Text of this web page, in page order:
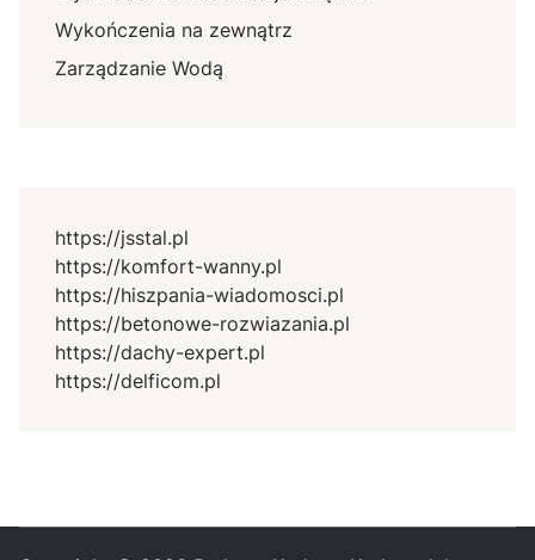
Wykończenia na zewnątrz
Zarządzanie Wodą
https://jsstal.pl
https://komfort-wanny.pl
https://hiszpania-wiadomosci.pl
https://betonowe-rozwiazania.pl
https://dachy-expert.pl
https://delficom.pl